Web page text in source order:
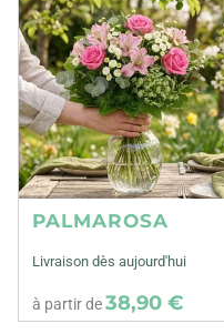
PALMAROSA
Livraison dès aujourd'hui
à partir de38,90 €